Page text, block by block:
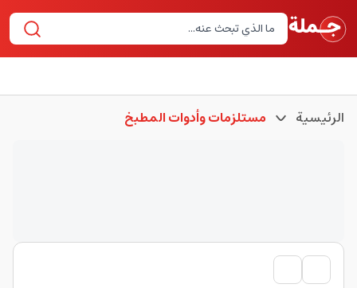
الرئيسية مستلزمات وأدوات المطبخ